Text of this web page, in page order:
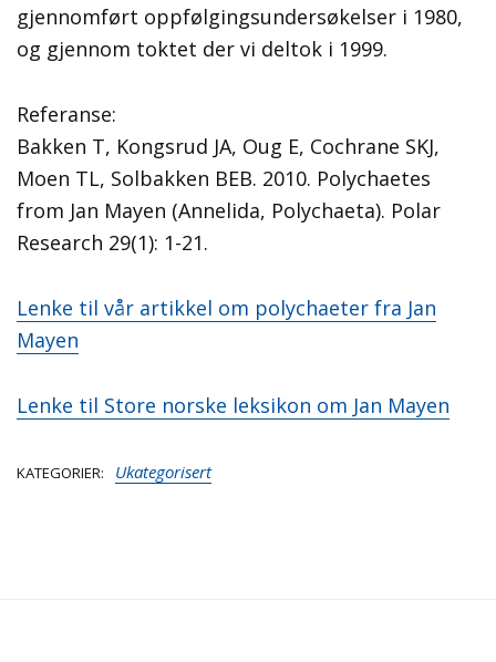
gjennomført oppfølgingsundersøkelser i 1980,
og gjennom toktet der vi deltok i 1999.
Referanse:
Bakken T, Kongsrud JA, Oug E, Cochrane SKJ,
Moen TL, Solbakken BEB. 2010. Polychaetes
from Jan Mayen (Annelida, Polychaeta). Polar
Research 29(1): 1-21.
Lenke til vår artikkel om polychaeter fra Jan
Mayen
Lenke til Store norske leksikon om Jan Mayen
KATEGORIER Ukategorisert